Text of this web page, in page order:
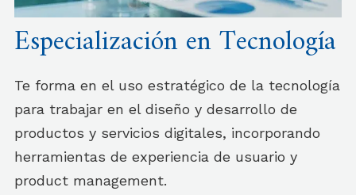
Especialización en Tecnología
Te forma en el uso estratégico de la tecnología
para trabajar en el diseño y desarrollo de
productos y servicios digitales, incorporando
herramientas de experiencia de usuario y
product management.